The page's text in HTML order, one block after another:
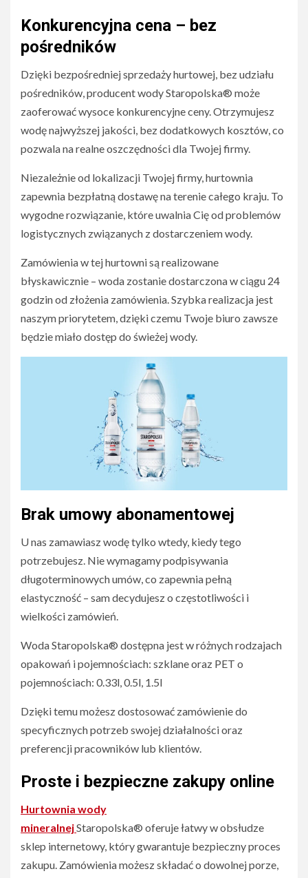
Konkurencyjna cena – bez
pośredników
Dzięki bezpośredniej sprzedaży hurtowej, bez udziału
pośredników, producent wody Staropolska® może
zaoferować wysoce konkurencyjne ceny. Otrzymujesz
wodę najwyższej jakości, bez dodatkowych kosztów, co
pozwala na realne oszczędności dla Twojej firmy.
Niezależnie od lokalizacji Twojej firmy, hurtownia
zapewnia bezpłatną dostawę na terenie całego kraju. To
wygodne rozwiązanie, które uwalnia Cię od problemów
logistycznych związanych z dostarczeniem wody.
Zamówienia w tej hurtowni są realizowane
błyskawicznie – woda zostanie dostarczona w ciągu 24
godzin od złożenia zamówienia. Szybka realizacja jest
naszym priorytetem, dzięki czemu Twoje biuro zawsze
będzie miało dostęp do świeżej wody.
Brak umowy abonamentowej
U nas zamawiasz wodę tylko wtedy, kiedy tego
potrzebujesz. Nie wymagamy podpisywania
długoterminowych umów, co zapewnia pełną
elastyczność – sam decydujesz o częstotliwości i
wielkości zamówień.
Woda Staropolska® dostępna jest w różnych rodzajach
opakowań i pojemnościach: szklane oraz PET o
pojemnościach: 0.33l, 0.5l, 1.5l
Dzięki temu możesz dostosować zamówienie do
specyficznych potrzeb swojej działalności oraz
preferencji pracowników lub klientów.
Proste i bezpieczne zakupy online
Hurtownia wody
mineralnejStaropolska® oferuje łatwy w obsłudze
sklep internetowy, który gwarantuje bezpieczny proces
zakupu. Zamówienia możesz składać o dowolnej porze,